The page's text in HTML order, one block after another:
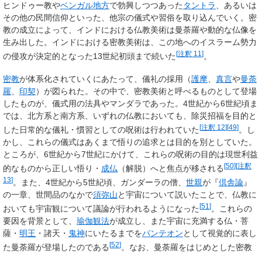
ヒンドゥー教やベンガル地方で勃興しつつあった タントラ
、あるいは
その他の民間信仰といった、他宗の儀式や習俗を取り込んでいく。密
教の成立によって、インドにおける仏教美術は曼荼羅や動的な仏像を
生み出した。インドにおける密教美術は、この地へのイスラーム勢力
の侵攻が決定的となった13世紀初頭まで続いた[注釈 11 ]。
密教が体系化されていくにあたって、儀礼の採用（護摩 真言や曼荼
羅
印契）が図られた。その中で、密教美術と呼べるものとして登場
したものが、儀式用の法具やマンダラであった。4世紀から6世紀頃ま
では、北方系と南方系、いずれの仏教においても、除災招福を目的と
した日常的な儀礼・慣習としての呪術は行われていた [注釈 12][49] 。し
かし、これらの儀式はあくまで悟りの追求とは目的を別としていた。
ところが、6世紀から7世紀にかけて、これらの呪術の目的は現世利益
的なものから正しい悟り・ 成仏 （解脱）へと焦点が移される [50][注釈
13] 。また、4世紀から5世紀頃、ガンダーラの僧、 世親が『倶舎論』
の一章、世間品のなかで須弥山と宇宙について説いたことで、仏教に
おいても宇宙観について議論が行われるようになった [51 ] 。これらの
要因を背景として、 瑜伽観法が成立し、また宇宙に充満する仏・菩
薩・ 明王 ・諸天・ 鬼神にいたるまでをパンテオンとして視覚的に表し
た曼荼羅が登場したのである [52] 。なお、曼荼羅をはじめとした密教